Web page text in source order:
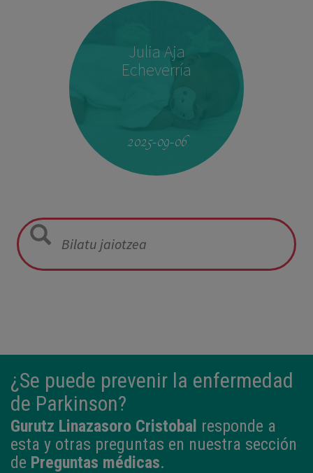
Julia Aja
Echeverría
2025-09-06
¿Se puede prevenir la enfermedad
de Parkinson?
Gurutz Linazasoro Cristobal responde a
esta y otras preguntas en nuestra sección
de Preguntas médicas.